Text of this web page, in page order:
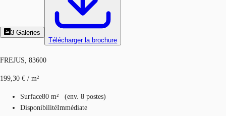
3 Galeries
Télécharger la brochure
FREJUS, 83600
199,30 € / m²
Surface80 m² (env. 8 postes)
DisponibilitéImmédiate